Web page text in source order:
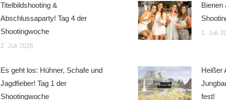
Titelbildshooting &
Abschlussaparty! Tag 4 der
Shootingwoche
2. Juli 2026
Bienen
1. Juli
Es geht los: Hühner, Schafe und
Jagdfieber! Tag 1 der
Shootingwoche
Heißer
fest!